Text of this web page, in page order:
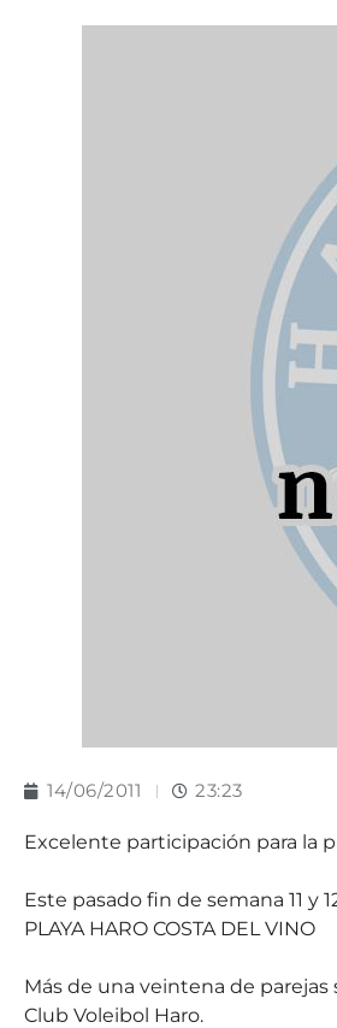
14/06/2011 23:23
Excelente participación para la
Este pasado fin de semana 11 y
PLAYA HARO COSTA DEL VINO
Más de una veintena de
Club Voleibol Haro.